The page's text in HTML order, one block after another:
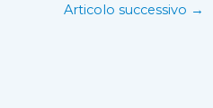
Articolo successivo →